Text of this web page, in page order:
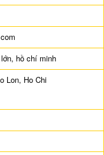
hồ chí minh
Lon, Ho Chi